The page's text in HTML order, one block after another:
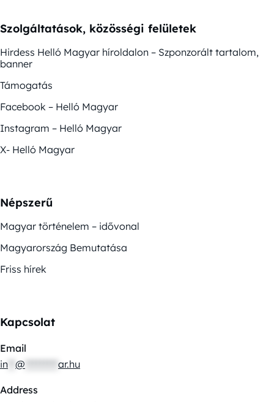
Szolgáltatások, közösségi felületek
Hirdess Helló Magyar híroldalon – Szponzorált tartalom,
banner
Támogatás
Facebook – Helló Magyar
Instagram – Helló Magyar
X- Helló Magyar
Népszerű
Magyar történelem – idővonal
Magyarország Bemutatása
Friss hírek
Kapcsolat
Email
in @ ar.hu
Address